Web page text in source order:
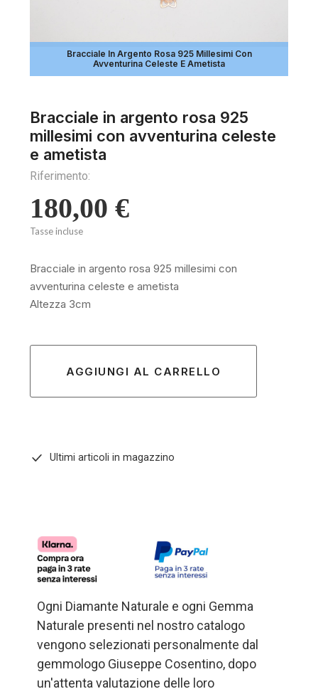
Bracciale In Argento Rosa 925 Millesimi Con
Avventurina Celeste E Ametista
Bracciale in argento rosa 925
millesimi con avventurina celeste
e ametista
Riferimento:
180,00 €
Tasse incluse
Bracciale in argento rosa 925 millesimi con
avventurina celeste e ametista
Altezza 3cm
AGGIUNGI AL CARRELLO
Ultimi articoli in magazzino
Ogni Diamante Naturale e ogni Gemma
Naturale presenti nel nostro catalogo
vengono selezionati personalmente dal
gemmologo Giuseppe Cosentino, dopo
un'attenta valutazione delle loro